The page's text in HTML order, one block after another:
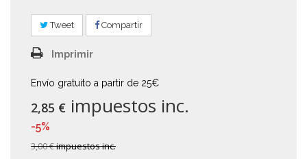
Tweet Compartir
Imprimir
Envío gratuito a partir de 25€
2,85 € impuestos inc.
-5%
3,00 €impuestos inc.